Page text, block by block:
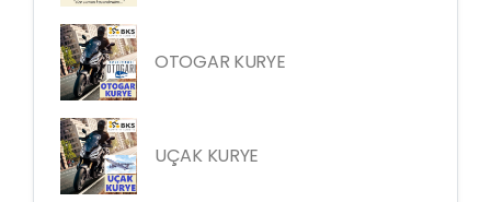
OTOGAR KURYE
UÇAK KURYE